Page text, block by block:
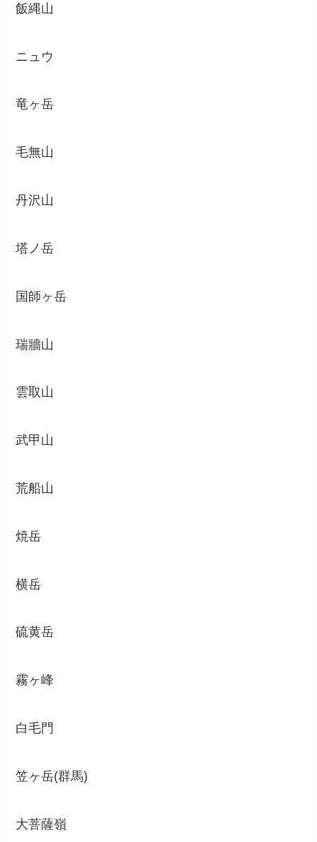
飯縄山
ニュウ
竜ヶ岳
毛無山
丹沢山
塔ノ岳
国師ヶ岳
瑞牆山
雲取山
武甲山
荒船山
焼岳
横岳
硫黄岳
霧ヶ峰
白毛門
笠ヶ岳(群馬)
大菩薩嶺